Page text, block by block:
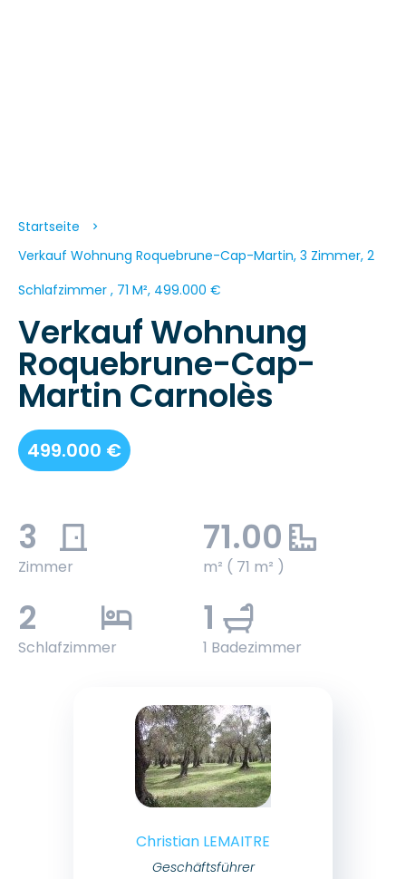
Startseite
Verkauf Wohnung Roquebrune-Cap-Martin, 3 Zimmer, 2
Schlafzimmer , 71 M², 499.000 €
Verkauf Wohnung
Roquebrune-Cap-
Martin Carnolès
499.000 €
3
Zimmer
71.00
m² ( 71 m² )
2
Schlafzimmer
1
1 Badezimmer
Christian LEMAITRE
Geschäftsführer